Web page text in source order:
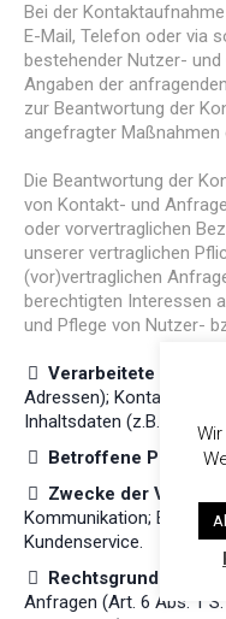
Bei der
E-Mail, Telefon oder via
bestehender Nutzer-
Angaben der
zur Beantwortung der
angefragter
Die Beantwortung der
von Kontakt- und
oder vorvertraglichen
unserer vertraglichen
(vor)vertraglichen
berechtigten Interessen
und Pflege von Nutzer-
Verarbeitete
Adressen); Kontaktdaten
Inhaltsdaten (z.B.
Betroffene
Zwecke der
Kommunikation;
Kundenservice.
Rechtsgrundlagen:
Anfragen (Art. 6 Abs. 1